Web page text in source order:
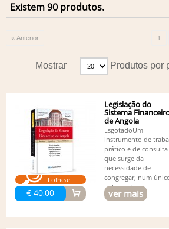
Existem 90 produtos.
« Anterior 1
Mostrar Produtos por
Folhear
€ 40,00
Legislação do
Sistema
de Angola
EsgotadoUm
instrumento de
prático e de consulta
que surge da
necessidade de
congregar, num
volume de...
ver mais